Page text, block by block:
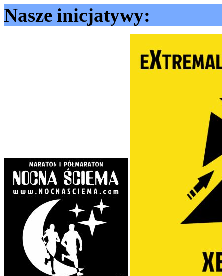
Nasze inicjatywy: